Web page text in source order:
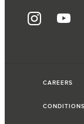
CAREERS